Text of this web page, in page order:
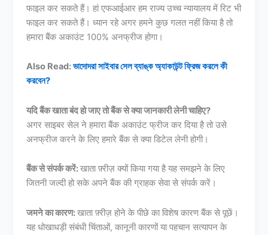
फाइल कर सकते हैं। हां एफआईआर हम राज्य उच्च न्यायालय में रिट भी
फाइल कर सकते हैं। ध्यान रहे अगर हमने कुछ गलत नहीं किया है तो
हमारा बैंक अकाउंट 100% अनफ्रीज होगा।
Also Read:ভাদোদরা সাইবার সেল ব্যাঙ্ক অ্যাকাউন্ট ফ্রিজ করলে কী
করবেন?
यदि बैंक खाता बंद हो जाए तो बैंक से क्या जानकारी लेनी चाहिए?
अगर साइबर सेल ने हमारा बैंक अकाउंट फ्रीज कर दिया है तो उसे
अनफ्रीज करने के लिए हमारे बैंक से क्या डिटेल लेनी होगी।
बैंक से संपर्क करें:खाता फ़्रीज़ क्यों किया गया है यह समझने के लिए
जितनी जल्दी हो सके अपने बैंक की ग्राहक सेवा से संपर्क करें।
जमने का कारण:खाता फ़्रीज़ होने के पीछे का विशेष कारण बैंक से पूछें।
यह धोखाधड़ी संबंधी चिंताओं, कानूनी कारणों या पहचान सत्यापन के